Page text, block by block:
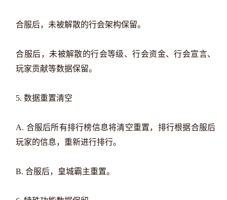
合服后，未被解散的行会架构保留。
合服后，未被解散的行会等级、行会资金、行会宣言、
玩家贡献等数据保留。
5. 数据重置清空
A. 合服后所有排行榜信息将清空重置，排行根据合服后
玩家的信息，重新进行排行。
B. 合服后，皇城霸主重置。